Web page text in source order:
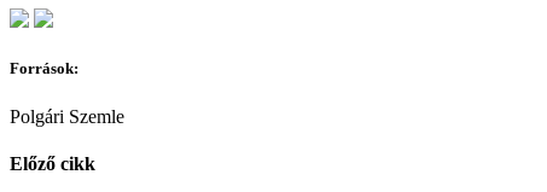
Források:
Polgári Szemle
Előző cikk